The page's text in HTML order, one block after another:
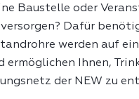
Baustelle oder
versorgen? Dafür
werden auf
ermöglichen Ihnen,
der NEW zu